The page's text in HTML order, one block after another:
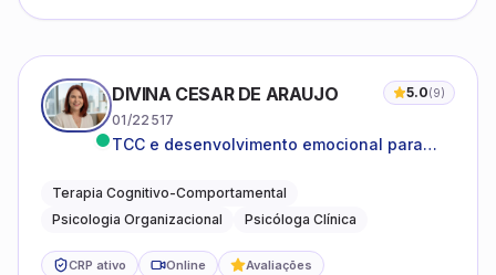
DIVINA CESAR DE ARAUJO 5.0(9)
01/22517
TCC e desenvolvimento emocional para
Terapia Cognitivo-Comportamental
Psicologia Organizacional
Psicóloga Clínica
CRP ativo Online Avaliações